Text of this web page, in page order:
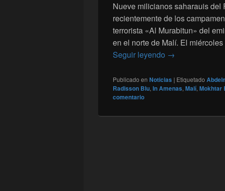
Nueve milicianos saharauis del
recientemente de los
terrorista «Al Murabitun» del
en el norte de Malí. El
Seguir leyendo Nueve
→
Publicado en Noticias | Etiquetado
Radisson Blu, In Amenas, Malí, Mokhtar
comentario